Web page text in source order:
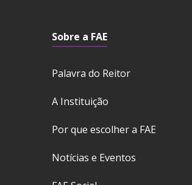
Sobre a FAE
Palavra do Reitor
A Instituição
Por que escolher a FAE
Notícias e Eventos